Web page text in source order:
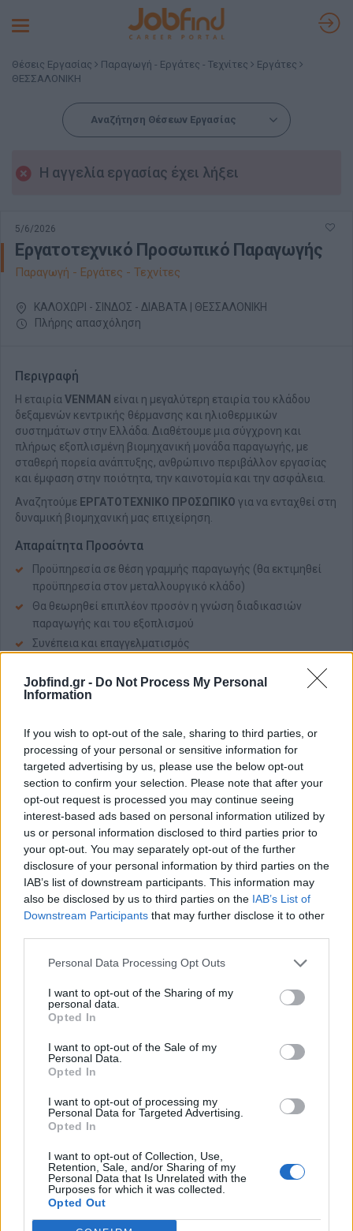
Jobfind.gr - Do Not Process My Personal
Information
If you wish to opt-out of the sale, sharing to third parties, or
processing of your personal or sensitive information for
targeted advertising by us, please use the below opt-out
section to confirm your selection. Please note that after your
opt-out request is processed you may continue seeing
interest-based ads based on personal information utilized by
us or personal information disclosed to third parties prior to
your opt-out. You may separately opt-out of the further
disclosure of your personal information by third parties on the
IAB’s list of downstream participants. This information may
also be disclosed by us to third parties on the IAB’s List of
Downstream Participants that may further disclose it to other
Personal Data Processing Opt Outs
I want to opt-out of the Sharing of my
personal data.
Opted In
I want to opt-out of the Sale of my
Personal Data.
Opted In
I want to opt-out of processing my
Personal Data for Targeted Advertising.
Opted In
I want to opt-out of Collection, Use,
Retention, Sale, and/or Sharing of my
Personal Data that Is Unrelated with the
Purposes for which it was collected.
Opted Out
Toggle
Θέσεις Εργασίας Παραγωγή - Εργάτες - Τεχνίτες
Εργάτες
ΘΕΣΣΑΛΟΝΙΚΗ
Αναζήτηση Θέσεων Εργασίας
Η αγγελία εργασίας έχει λήξει
5/6/2026
Εργατοτεχνικό Προσωπικό Παραγωγής
Παραγωγή - Εργάτες - Τεχνίτες
ΚΑΛΟΧΩΡΙ - ΣΙΝΔΟΣ - ΔΙΑΒΑΤΑ | ΘΕΣΣΑΛΟΝΙΚΗ
Πλήρης απασχόληση
Περιγραφή
Η εταιρία VENMAN είναι η μεγαλύτερη εταιρία του κλάδου
δεξαμενών κεντρικής θέρμανσης και ηλιοθερμικών
συστημάτων στην Ελλάδα. Διαθέτουμε μια σύγχρονη και
πλήρως εξοπλισμένη βιομηχανική μονάδα παραγωγής, με
σταθερή πορεία ανάπτυξης, ανθρώπινο περιβάλλον εργασίας
και έμφαση στην ποιότητα, την καινοτομία και την ασφάλεια.
Αναζητούμε ΕΡΓΑΤΟΤΕΧΝΙΚΟ ΠΡΟΣΩΠΙΚΟ για να ενταχθεί στη
δυναμική βιομηχανική μας επιχείρηση.
Απαραίτητα Προσόντα
Προϋπηρεσία σε θέση γραμμής παραγωγής (θα εκτιμηθεί
προϋπηρεσία στον μεταλλουργικό κλάδο)
Θα θεωρηθεί επιπλέον προσόν η γνώση διαδικασιών
παραγωγής και του εξοπλισμού
Συνέπεια και επαγγελματισμός
Παροχές
Ανταγωνιστικό πακέτο αποδοχών ανάλογα με τα προσόντα
Πενθήμερη, 8ωρη εργασία σε πρωινό ωράριο
Ιδιωτική ασφάλιση ζωής και υγείας
Σύγχρονο, ασφαλές και φιλικό περιβάλλον εργασίας
Εκπαίδευση και υποστήριξη για συνεχή ανάπτυξη και
προοπτικές επαγγελματικής εξέλιξης
Θέσεις εργασίας
Όλες οι Θέσεις Εργασίας
Θέσεις Εργασίας ανά Εταιρεία
Κέντρο Βοήθειας